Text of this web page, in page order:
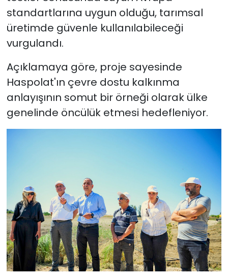
standartlarına uygun olduğu, tarımsal
üretimde güvenle kullanılabileceği
vurgulandı.
Açıklamaya göre, proje sayesinde
Haspolat'ın çevre dostu kalkınma
anlayışının somut bir örneği olarak ülke
genelinde öncülük etmesi hedefleniyor.